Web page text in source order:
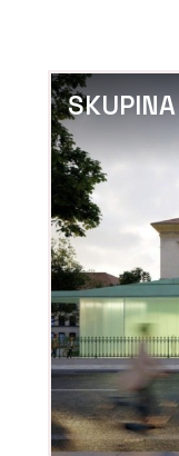
SKUPINA